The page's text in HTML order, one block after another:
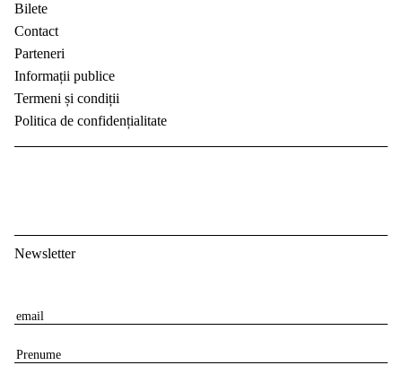
Bilete
Contact
Parteneri
Informații publice
Termeni și condiții
Politica de confidențialitate
Newsletter
E
aP